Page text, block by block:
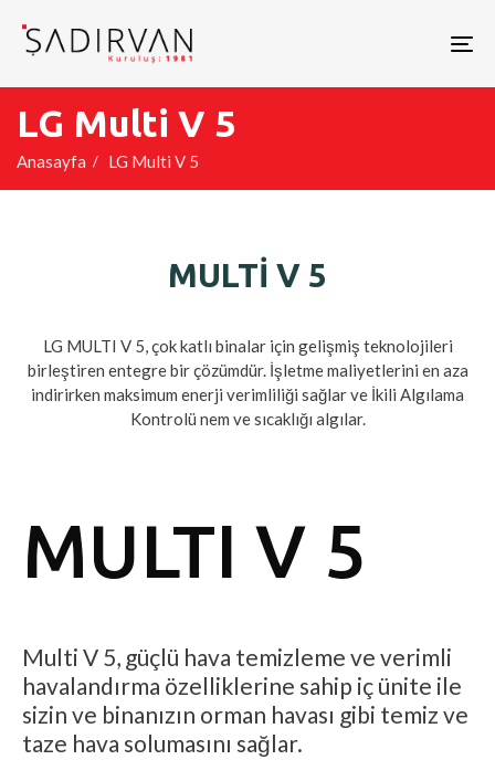
LG Multi V 5
Anasayfa LG Multi V 5
MULTİ V 5
LG MULTI V 5, çok katlı binalar için gelişmiş teknolojileri
birleştiren entegre bir çözümdür. İşletme maliyetlerini en aza
indirirken maksimum enerji verimliliği sağlar ve İkili Algılama
Kontrolü nem ve sıcaklığı algılar.
MULTI V 5
Multi V 5, güçlü hava temizleme ve verimli
havalandırma özelliklerine sahip iç ünite ile
sizin ve binanızın orman havası gibi temiz ve
taze hava solumasını sağlar.